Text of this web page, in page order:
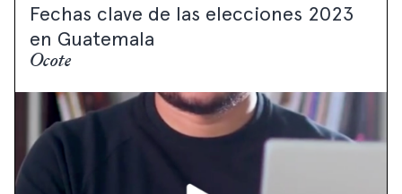
Fechas clave de las elecciones 2023
en Guatemala
Ocote